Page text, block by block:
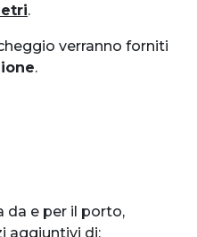
.
verranno forniti
.
da e per il porto,
aggiuntivi di: